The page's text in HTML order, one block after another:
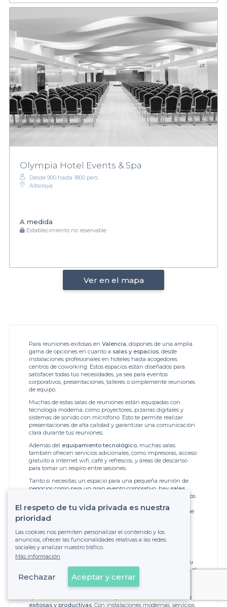
Olympia Hotel Events & Spa
Desde 900 hasta 1800 pers.
Alboraya
A medida
Establecimiento no reservable
Ver en el mapa
Para reuniones exitosas en Valencia, dispones de una amplia
gama de opciones en cuanto a salas y espacios, desde
instalaciones profesionales en hoteles hasta acogedores
centros de coworking. Estos espacios están diseñados para
satisfacer todas tus necesidades, ya sea para eventos
corporativos, presentaciones, talleres o simplemente reuniones
de equipo.
Muchas de estas salas de reuniones están equipadas con
tecnología moderna, como proyectores, pizarras digitales y
sistemas de sonido con micrófono. Esto te permite realizar
presentaciones de alta calidad y garantizar una comunicación
clara durante tus reuniones.
Además del equipamiento tecnológico, muchas salas
también ofrecen servicios adicionales, como impresoras, acceso
gratuito a internet wifi, café y refrescos, y áreas de descanso
para tomar un respiro entre sesiones.
Tanto si necesitas un espacio para una pequeña reunión de
negocios como para un gran evento corporativo, hay salas
. Algunos
de los lugares más destacados para reuniones en Valencia
incluyen el Hard Rock Cafe Valencia y el Westin Valencia, que
ofrecen instalaciones de primera categoría y un servicio
Al buscarsalas de reuniones en Valencia , es importante
considerar aspectos como la ubicación, el precio, los servicios
ofrecidos y la disponibilidad de transporte público. Además,
asegúrate de verificar los horarios de disponibilidad y hacer tu
reserva con suficiente antelación para garantizar que tengas el
espacio que necesitas en el momento adecuado.
Valencia cuenta con una variedad de salas de reuniones
que ofrecen todo lo necesario para llevar a cabo reuniones
exitosas y productivas. Con instalaciones modernas, servicios
El respeto de tu vida privada es nuestra
prioridad
Las cookies nos permiten personalizar el contenido y los
anuncios, ofrecer las funcionalidades relativas a las redes
sociales y analizar nuestro tráfico.
Más información
Rechazar Aceptar y cerrar